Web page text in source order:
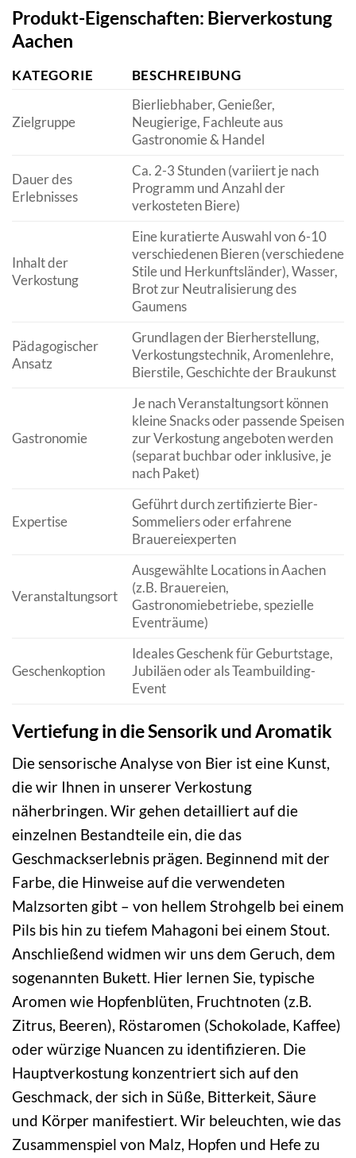
Produkt-Eigenschaften: Bierverkostung
Aachen
KATEGORIE BESCHREIBUNG
Zielgruppe
Bierliebhaber, Genießer,
Neugierige, Fachleute aus
Gastronomie & Handel
Dauer des
Erlebnisses
Ca. 2-3 Stunden (variiert je nach
Programm und Anzahl der
verkosteten Biere)
Inhalt der
Verkostung
Eine kuratierte Auswahl von 6-10
verschiedenen Bieren (verschiedene
Stile und Herkunftsländer), Wasser,
Brot zur Neutralisierung des
Gaumens
Pädagogischer
Ansatz
Grundlagen der Bierherstellung,
Verkostungstechnik, Aromenlehre,
Bierstile, Geschichte der Braukunst
Gastronomie
Je nach Veranstaltungsort können
kleine Snacks oder passende Speisen
zur Verkostung angeboten werden
(separat buchbar oder inklusive, je
nach Paket)
Expertise
Geführt durch zertifizierte Bier-
Sommeliers oder erfahrene
Brauereiexperten
Veranstaltungsort
Ausgewählte Locations in Aachen
(z.B. Brauereien,
Gastronomiebetriebe, spezielle
Eventräume)
Geschenkoption
Ideales Geschenk für Geburtstage,
Jubiläen oder als Teambuilding-
Event
Vertiefung in die Sensorik und Aromatik
Die sensorische Analyse von Bier ist eine Kunst,
die wir Ihnen in unserer Verkostung
näherbringen. Wir gehen detailliert auf die
einzelnen Bestandteile ein, die das
Geschmackserlebnis prägen. Beginnend mit der
Farbe, die Hinweise auf die verwendeten
Malzsorten gibt – von hellem Strohgelb bei einem
Pils bis hin zu tiefem Mahagoni bei einem Stout.
Anschließend widmen wir uns dem Geruch, dem
sogenannten Bukett. Hier lernen Sie, typische
Aromen wie Hopfenblüten, Fruchtnoten (z.B.
Zitrus, Beeren), Röstaromen (Schokolade, Kaffee)
oder würzige Nuancen zu identifizieren. Die
Hauptverkostung konzentriert sich auf den
Geschmack, der sich in Süße, Bitterkeit, Säure
und Körper manifestiert. Wir beleuchten, wie das
Zusammenspiel von Malz, Hopfen und Hefe zu